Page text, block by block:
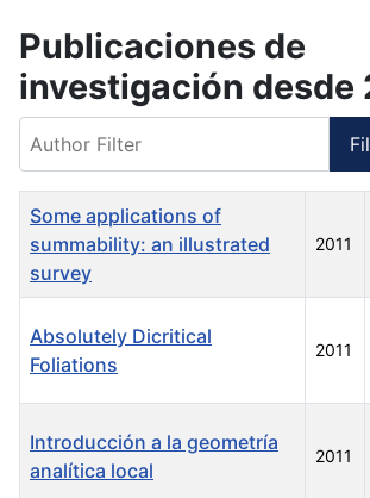
Publicaciones de
investigación desde
Title Created Date
Some applications of
summability: an illustrated
survey
2011
Absolutely Dicritical
Foliations
2011
Introducción a la geometría
analítica local
2011